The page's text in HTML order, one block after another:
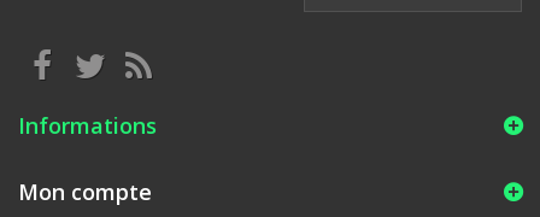
Informations
Mon compte